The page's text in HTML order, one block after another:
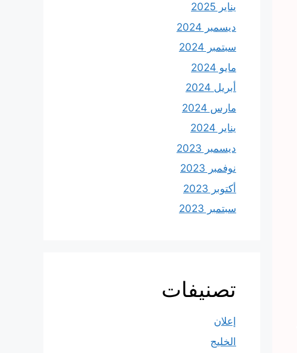
يناير 2025
ديسمبر 2024
سبتمبر 2024
مايو 2024
أبريل 2024
مارس 2024
يناير 2024
ديسمبر 2023
نوفمبر 2023
أكتوبر 2023
سبتمبر 2023
تصنيفات
إعلان
الخليج